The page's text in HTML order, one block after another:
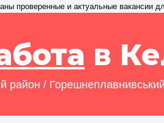
проверенные и актуальные вакансии
в
район /